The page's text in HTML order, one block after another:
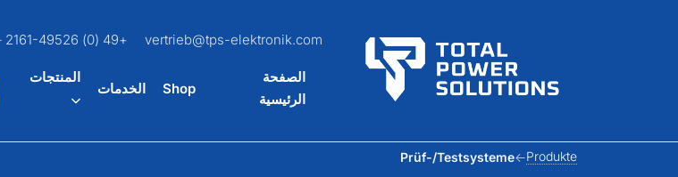
+49 (0) 2161-49526 – 0 vertrieb@tps-elektronik.com
الصفحة
الرئيسية
Shop الخدمات
المنتجات
Produkte
Prüf-/Testsysteme